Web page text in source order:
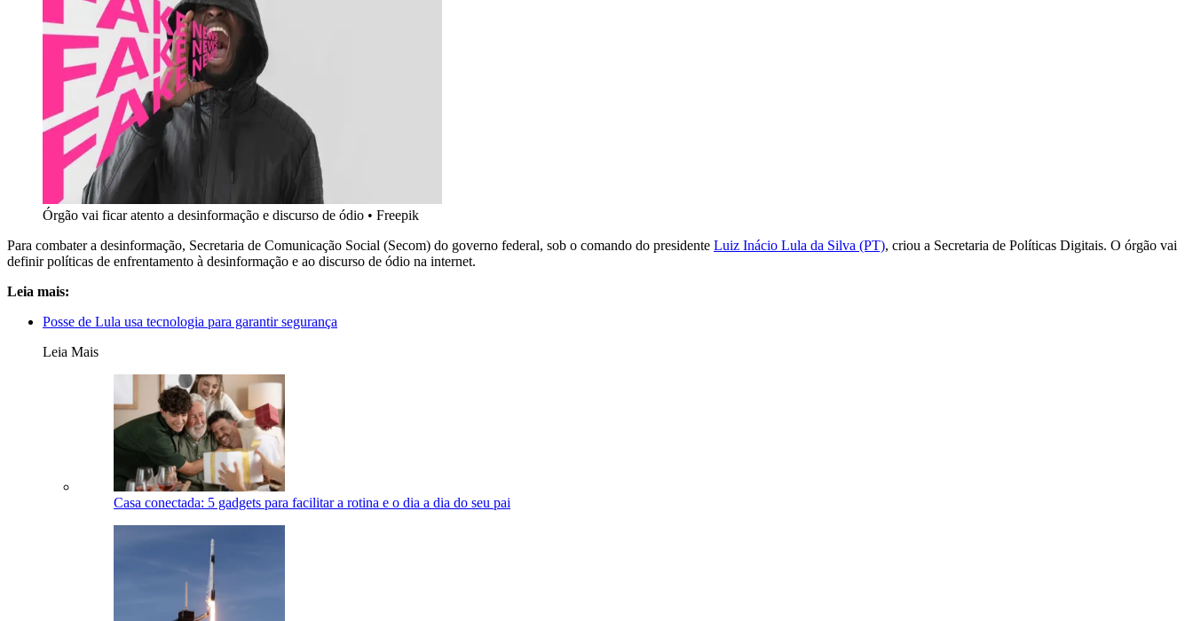
Órgão vai ficar atento a desinformação e discurso de ódio • Freepik
Para combater a desinformação, Secretaria de Comunicação Social (Secom) do governo federal, sob o comando do presidente Luiz Inácio Lula da Silva (PT), criou a Secretaria de Políticas Digitais. O órgão vai
definir políticas de enfrentamento à desinformação e ao discurso de ódio na internet.
Leia mais:
Posse de Lula usa tecnologia para garantir segurança
Leia Mais
Casa conectada: 5 gadgets para facilitar a rotina e o dia a dia do seu pai